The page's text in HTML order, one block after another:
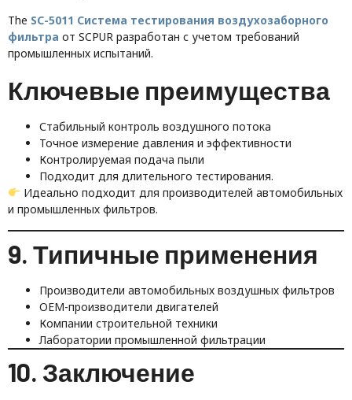
The SC-5011 Система тестирования воздухозаборного
фильтра от SCPUR разработан с учетом требований
промышленных испытаний.
Ключевые преимущества
Стабильный контроль воздушного потока
Точное измерение давления и эффективности
Контролируемая подача пыли
Подходит для длительного тестирования.
Идеально подходит для производителей автомобильных
и промышленных фильтров.
9. Типичные применения
Производители автомобильных воздушных фильтров
OEM-производители двигателей
Компании строительной техники
Лаборатории промышленной фильтрации
10. Заключение